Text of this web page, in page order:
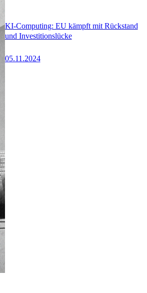
KI-Computing: EU kämpft mit Rückstand
und Investitionslücke
05.11.2024